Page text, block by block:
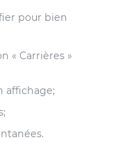
pour bien
« Carrières »
affichage;